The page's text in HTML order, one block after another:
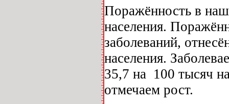
Поражённость в
населения.
заболеваний,
населения.
35,7 на 100 тысяч
отмечаем рост.